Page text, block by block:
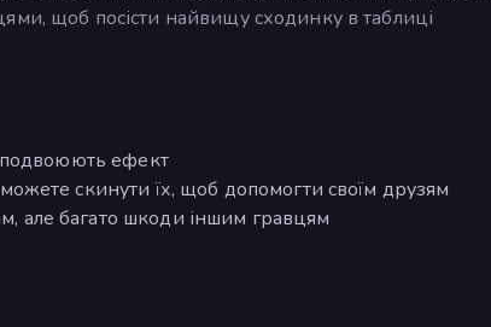
щоб посісти найвищу сходинку в таблиці
подвоюють ефект
скинути їх, щоб допомогти своїм друзям
але багато шкоди іншим гравцям